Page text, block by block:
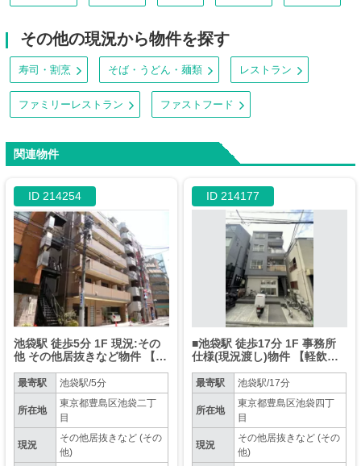
その他の現況から物件を探す
寿司・割烹 そば・うどん・麺類 レストラン
ファミリーレストラン ファストフード
関連物件
ID 214254
池袋駅 徒歩5分 1F 現況:その
他 その他居抜きなど物件 【飲
最寄駅 池袋駅/5分
所在地
東京都豊島区池袋二丁
目
現況
その他居抜きなど (その
他)
ID 214177
■池袋駅 徒歩17分 1F 事務所
仕様(現況渡し)物件 【軽飲食
最寄駅 池袋駅/17分
所在地
東京都豊島区池袋四丁
目
現況
その他居抜きなど (その
他)